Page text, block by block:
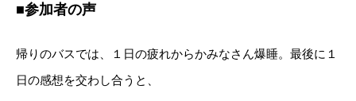
■参加者の声
帰りのバスでは、１日の疲れからかみなさん爆睡。最後に１
日の感想を交わし合うと、